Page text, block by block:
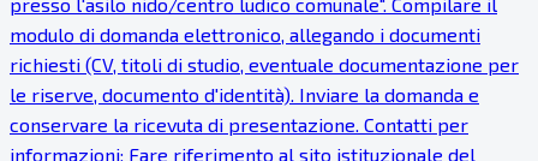
modulo di domanda elettronico, allegando i documenti
richiesti (CV, titoli di studio, eventuale documentazione per
le riserve, documento d'identità). Inviare la domanda e
conservare la ricevuta di presentazione. Contatti per
informazioni: Fare riferimento al sito istituzionale del